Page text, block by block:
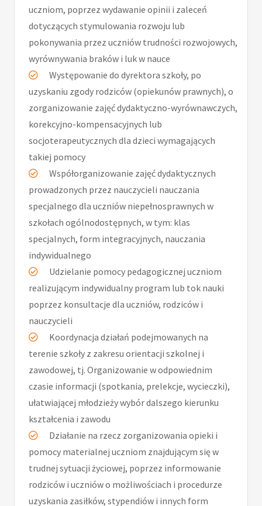
uczniom, poprzez wydawanie opinii i zaleceń
dotyczących stymulowania rozwoju lub
pokonywania przez uczniów trudności rozwojowych,
wyrównywania braków i luk w nauce
Występowanie do dyrektora szkoły, po
uzyskaniu zgody rodziców (opiekunów prawnych), o
zorganizowanie zajęć dydaktyczno-wyrównawczych,
korekcyjno-kompensacyjnych lub
socjoterapeutycznych dla dzieci wymagających
takiej pomocy
Współorganizowanie zajęć dydaktycznych
prowadzonych przez nauczycieli nauczania
specjalnego dla uczniów niepełnosprawnych w
szkołach ogólnodostępnych, w tym: klas
specjalnych, form integracyjnych, nauczania
indywidualnego
Udzielanie pomocy pedagogicznej uczniom
realizującym indywidualny program lub tok nauki
poprzez konsultacje dla uczniów, rodziców i
nauczycieli
Koordynacja działań podejmowanych na
terenie szkoły z zakresu orientacji szkolnej i
zawodowej, tj. Organizowanie w odpowiednim
czasie informacji (spotkania, prelekcje, wycieczki),
ułatwiającej młodzieży wybór dalszego kierunku
kształcenia i zawodu
Działanie na rzecz zorganizowania opieki i
pomocy materialnej uczniom znajdującym się w
trudnej sytuacji życiowej, poprzez informowanie
rodziców i uczniów o możliwościach i procedurze
uzyskania zasiłków, stypendiów i innych form